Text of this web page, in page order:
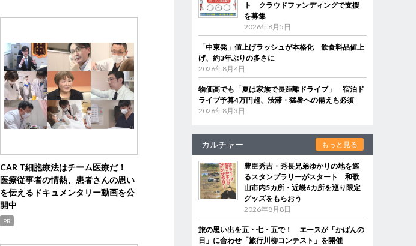
CAR T細胞療法はチーム医療だ！
医療従事者の情熱、患者さんの思い
を伝えるドキュメンタリー動画を公
開中
PR
ト クラウドファンディングで支援
を募集
2026年8月5日
「中東発」値上げラッシュが本格化 飲食料品値上
げ、約3年ぶりの多さに
2026年8月4日
物価高でも「夏は家族で長距離ドライブ」 宿泊ド
ライブ予算4万円超、渋滞・猛暑への備えも必須
2026年8月3日
カルチャー もっと見る
豊臣秀吉・秀長兄弟ゆかりの地を巡
るスタンプラリーがスタート 和歌
山市内5カ所・近畿6カ所を巡り限定
グッズをもらおう
2026年8月8日
旅の思い出を五・七・五で！ エースが「かばんの
日」に合わせ「旅行川柳コンテスト」を開催